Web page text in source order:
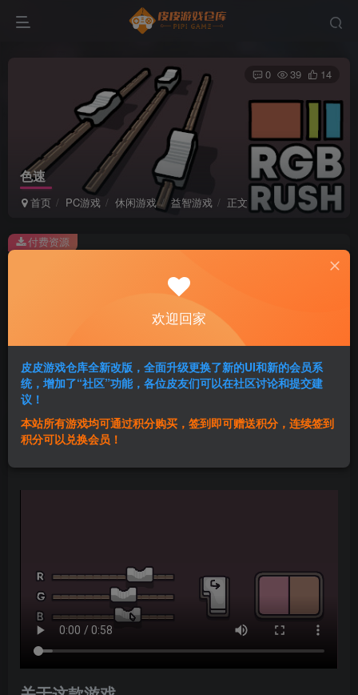
色速
首页 PC游戏 休闲游戏 益智游戏 正文
0 39 14
此内容为付费资源，请付费后查看
2积分
黄金会员免费 超级会员免费
登录购买
付费资源
群主1号
欢迎回家
皮皮游戏仓库全新改版，全面升级更换了新的UI和新的会员系
统，增加了“社区”功能，各位皮友们可以在社区讨论和提交建
议！
本站所有游戏均可通过积分购买，签到即可赠送积分，连续签到
积分可以兑换会员！